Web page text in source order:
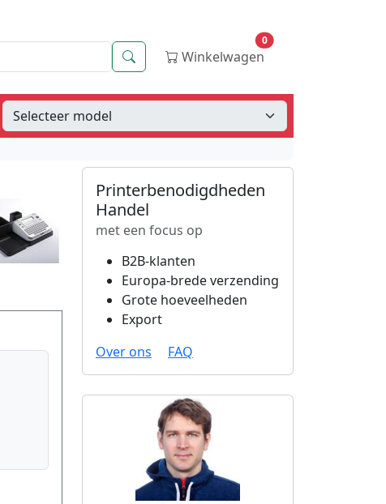
Zoeken Winkelwagen
0
Printerbenodigdheden
Handel
met een focus op
B2B-klanten
Europa-brede verzending
Grote hoeveelheden
Export
Over ons
FAQ